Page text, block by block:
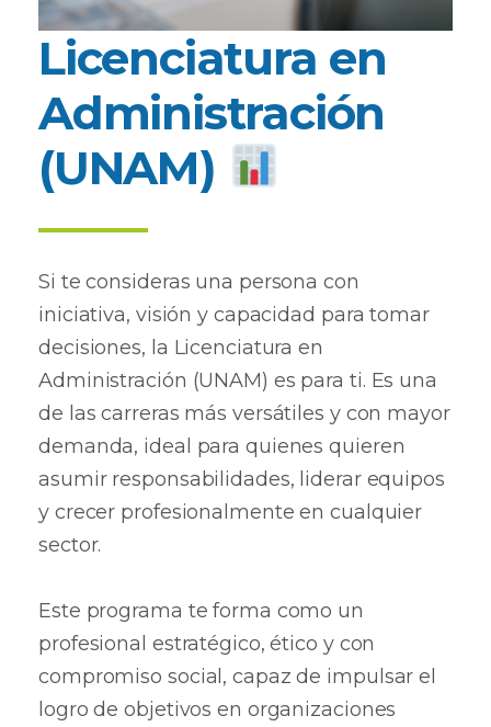
Licenciatura en
Administración
(UNAM)
Si te consideras una persona con
iniciativa, visión y capacidad para tomar
decisiones, la Licenciatura en
Administración (UNAM) es para ti. Es una
de las carreras más versátiles y con mayor
demanda, ideal para quienes quieren
asumir responsabilidades, liderar equipos
y crecer profesionalmente en cualquier
sector.
Este programa te forma como un
profesional estratégico, ético y con
compromiso social, capaz de impulsar el
logro de objetivos en organizaciones